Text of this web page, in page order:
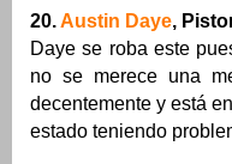
20.Austin Daye,
Daye se roba este
no se merece una
decentemente y está
estado teniendo